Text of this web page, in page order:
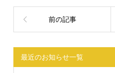
前の記事
最近のお知らせ一覧